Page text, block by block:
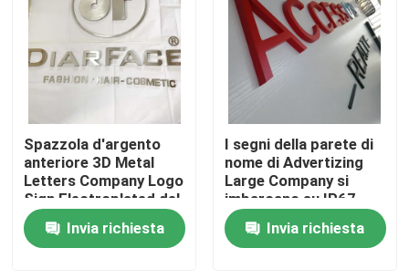
Segno retroilluminato della lettera
Lettere acriliche principali
insegna al neon su ordinazione
insegna al neon principale
Segno della lettera del metallo
Spazzola d'argento
anteriore 3D Metal
Letters Company Logo
Sign Electroplated del
deposito
Invia richiesta
I segni della parete di
nome di Advertizing
Large Company si
imbarcano su IP67
impermeabile
Invia richiesta